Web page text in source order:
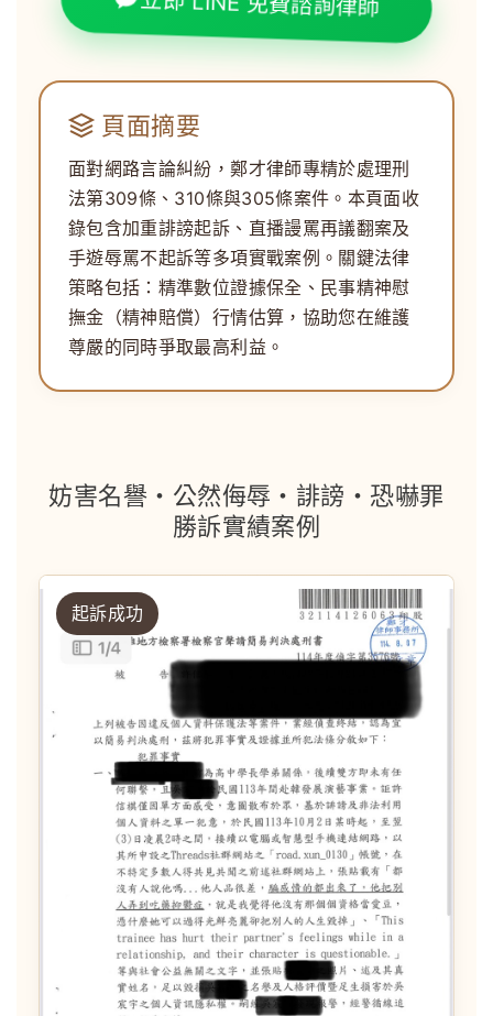
頁面摘要
面對網路言論糾紛，鄭才律師專精於處理刑
法第309條、310條與305條案件。本頁面收
錄包含加重誹謗起訴 、 直播謾罵再議翻案及
手遊辱罵不起訴等多項實戰案例。關鍵法律
策略包括：精準數位證據保全、民事精神慰
撫金（精神賠償）行情估算，協助您在維護
尊嚴的同時爭取最高利益。
妨害名譽・公然侮辱・誹謗・恐嚇罪
勝訴實績案例
起訴成功